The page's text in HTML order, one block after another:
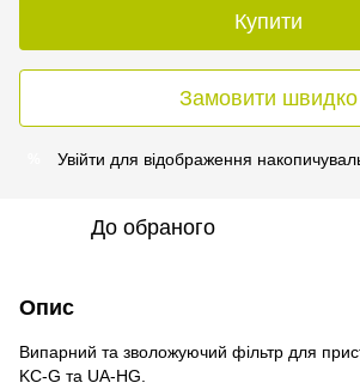
Купити
Замовити швидко
Увійти для відображення
До обраного
Опис
Випарний та зволожуючий фільтр для
KC-G та UA-HG.